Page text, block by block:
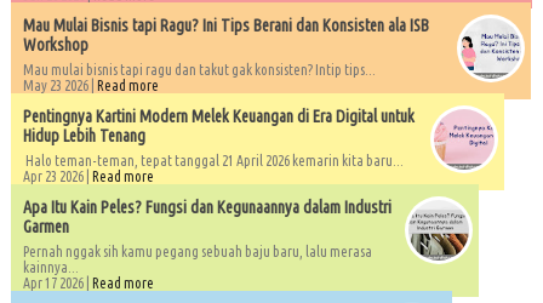
Mau Mulai Bisnis tapi Ragu? Ini Tips Berani dan Konsisten ala ISB
Workshop
Mau mulai bisnis tapi ragu dan takut gak konsisten? Intip tips...
May 23 2026 | Read more
Pentingnya Kartini Modern Melek Keuangan di Era Digital untuk
Hidup Lebih Tenang
Halo teman-teman, tepat tanggal 21 April 2026 kemarin kita baru...
Apr 23 2026 | Read more
Apa Itu Kain Peles? Fungsi dan Kegunaannya dalam Industri
Garmen
Pernah nggak sih kamu pegang sebuah baju baru, lalu merasa
kainnya...
Apr 17 2026 | Read more